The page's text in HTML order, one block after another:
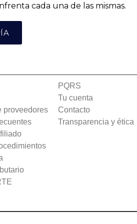
cada una de las mismas.
proveedores
PQRS
Tu cuenta
Contacto
Transparencia y ética